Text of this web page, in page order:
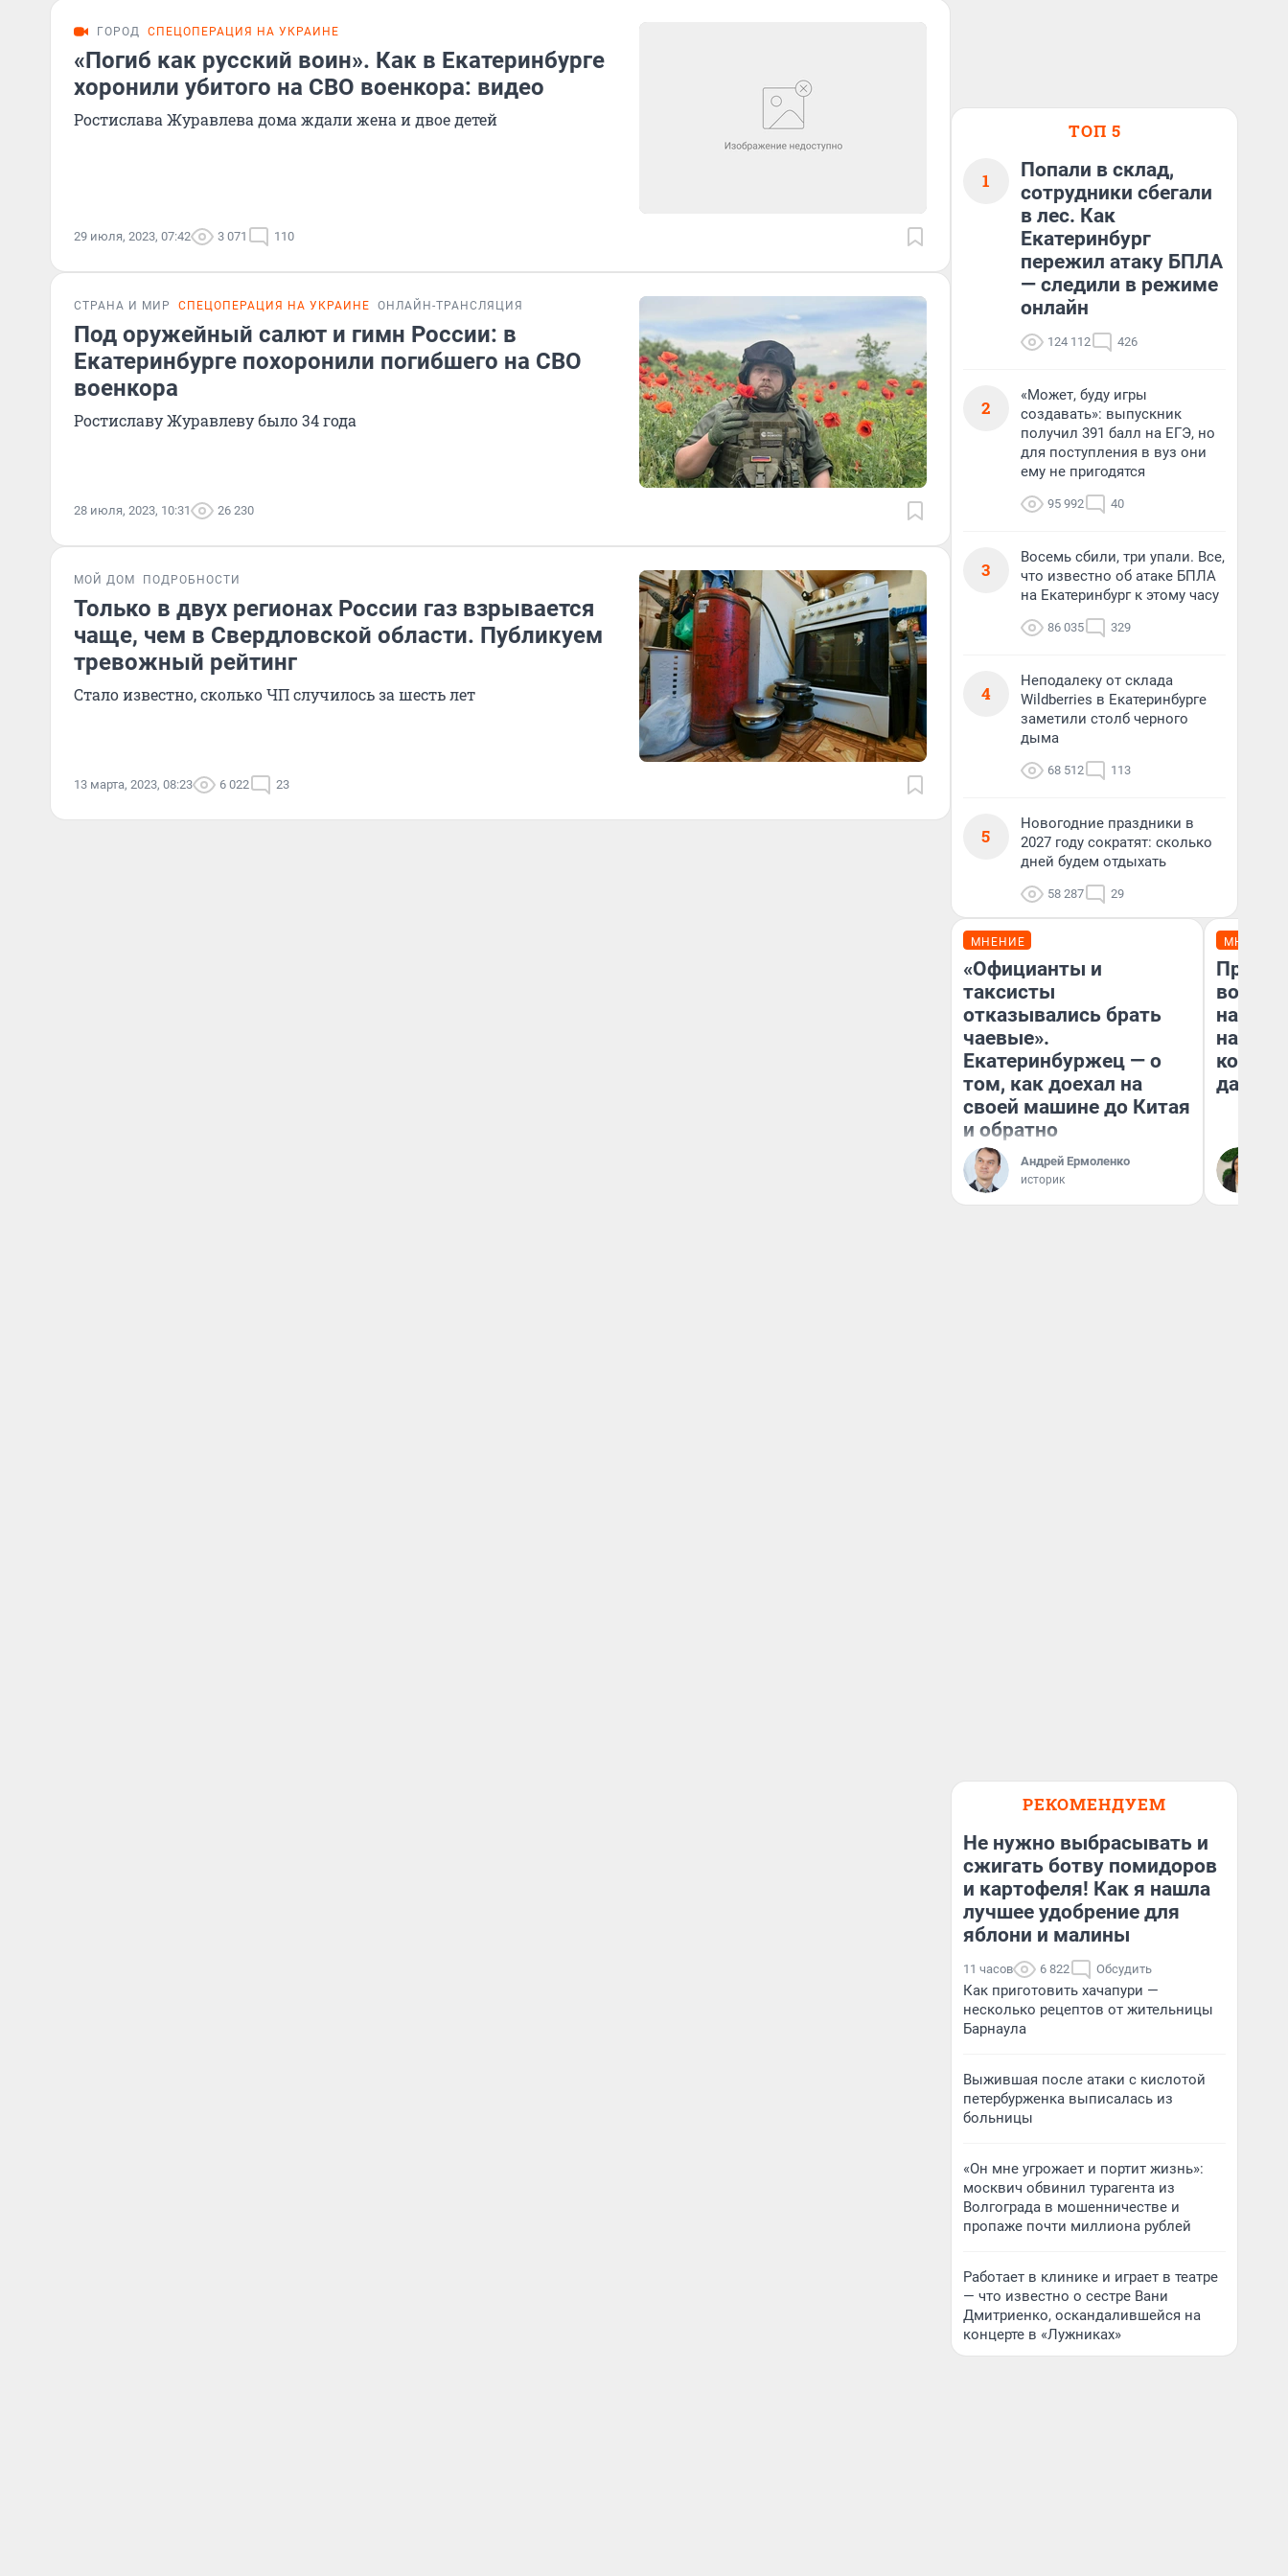
ГОРОД СПЕЦОПЕРАЦИЯ НА УКРАИНЕ
«Погиб как русский воин». Как в Екатеринбурге
хоронили убитого на СВО военкора: видео
Ростислава Журавлева дома ждали жена и двое детей
29 июля, 2023, 07:42 3 071 110
СТРАНА И МИР СПЕЦОПЕРАЦИЯ НА УКРАИНЕ ОНЛАЙН-ТРАНСЛЯЦИЯ
Под оружейный салют и гимн России: в
Екатеринбурге похоронили погибшего на СВО
военкора
Ростиславу Журавлеву было 34 года
28 июля, 2023, 10:31 26 230
МОЙ ДОМ ПОДРОБНОСТИ
Только в двух регионах России газ взрывается
чаще, чем в Свердловской области. Публикуем
тревожный рейтинг
Стало известно, сколько ЧП случилось за шесть лет
13 марта, 2023, 08:23 6 022 23
ТОП 5
1
Попали в склад,
сотрудники сбегали
в лес. Как
Екатеринбург
пережил атаку БПЛА
— следили в режиме
онлайн
124 112 426
2
«Может, буду игры
создавать»: выпускник
получил 391 балл на ЕГЭ, но
для поступления в вуз они
ему не пригодятся
95 992 40
3
Восемь сбили, три упали. Все,
что известно об атаке БПЛА
на Екатеринбург к этому часу
86 035 329
4
Неподалеку от склада
Wildberries в Екатеринбурге
заметили столб черного
дыма
68 512 113
5
Новогодние праздники в
2027 году сократят: сколько
дней будем отдыхать
58 287 29
МНЕНИЕ
«Официанты и
таксисты
отказывались брать
чаевые».
Екатеринбуржец — о
том, как доехал на
своей машине до Китая
и обратно
Андрей Ермоленко
историк
МНЕНИЕ
нам
даже
РЕКОМЕНДУЕМ
Не нужно выбрасывать и
сжигать ботву помидоров
и картофеля! Как я нашла
лучшее удобрение для
яблони и малины
11 часов 6 822 Обсудить
Как приготовить хачапури —
несколько рецептов от жительницы
Барнаула
Выжившая после атаки с кислотой
петербурженка выписалась из
больницы
«Он мне угрожает и портит жизнь»:
москвич обвинил турагента из
Волгограда в мошенничестве и
пропаже почти миллиона рублей
Работает в клинике и играет в театре
— что известно о сестре Вани
Дмитриенко, оскандалившейся на
концерте в «Лужниках»